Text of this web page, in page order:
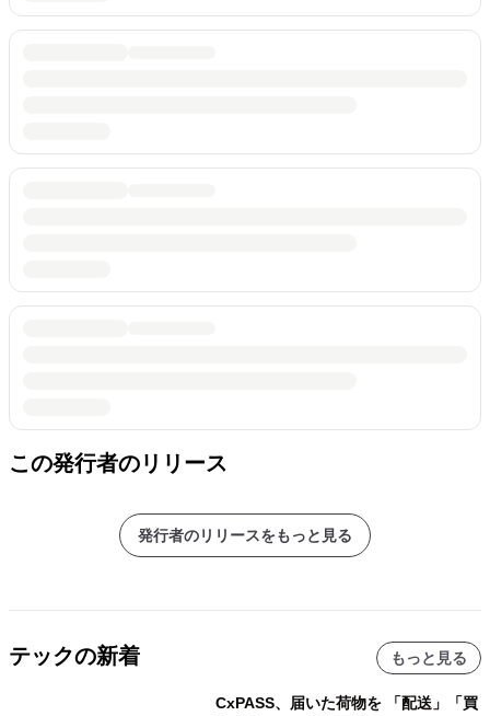
この発行者のリリース
発行者のリリースをもっと見る
テックの新着 もっと見る
CxPASS、届いた荷物を 「配送」「買